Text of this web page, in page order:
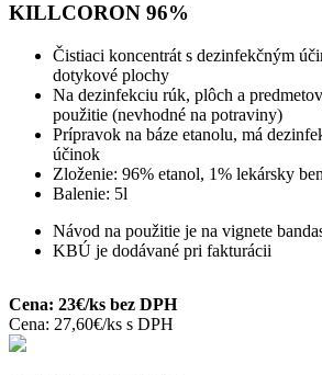
KILLCORON 96%
Čistiaci koncentrát s dezinfekčným
dotykové plochy
Na dezinfekciu rúk, plôch a
použitie (nevhodné na potraviny)
Prípravok na báze etanolu, má
účinok
Zloženie: 96% etanol, 1% lekársky
Balenie: 5l
Návod na použitie je na vignete
KBÚ je dodávané pri fakturácii
Cena: 23€/ks bez DPH
Cena: 27,60€/ks s DPH